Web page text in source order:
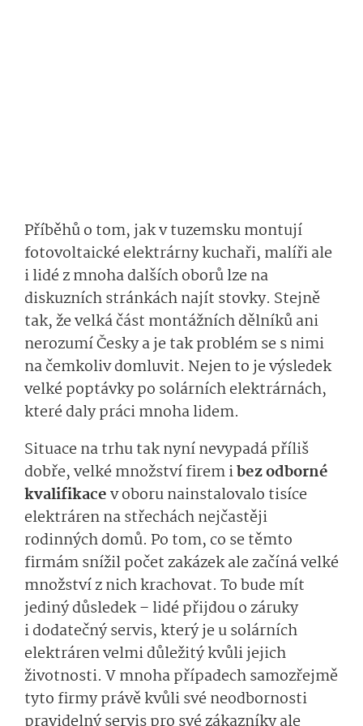
Příběhů o tom, jak v tuzemsku montují
fotovoltaické elektrárny kuchaři, malíři ale
i lidé z mnoha dalších oborů lze na
diskuzních stránkách najít stovky. Stejně
tak, že velká část montážních dělníků ani
nerozumí Česky a je tak problém se s nimi
na čemkoliv domluvit. Nejen to je výsledek
velké poptávky po solárních elektrárnách,
které daly práci mnoha lidem.
Situace na trhu tak nyní nevypadá příliš
dobře, velké množství firem ibez odborné
kvalifikacev oboru nainstalovalo tisíce
elektráren na střechách nejčastěji
rodinných domů. Po tom, co se těmto
firmám snížil počet zakázek ale začíná velké
množství z nich krachovat. To bude mít
jediný důsledek – lidé přijdou o záruky
i dodatečný servis, který je u solárních
elektráren velmi důležitý kvůli jejich
životnosti. V mnoha případech samozřejmě
tyto firmy právě kvůli své neodbornosti